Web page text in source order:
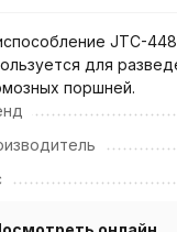
JTC-
для
поршней.